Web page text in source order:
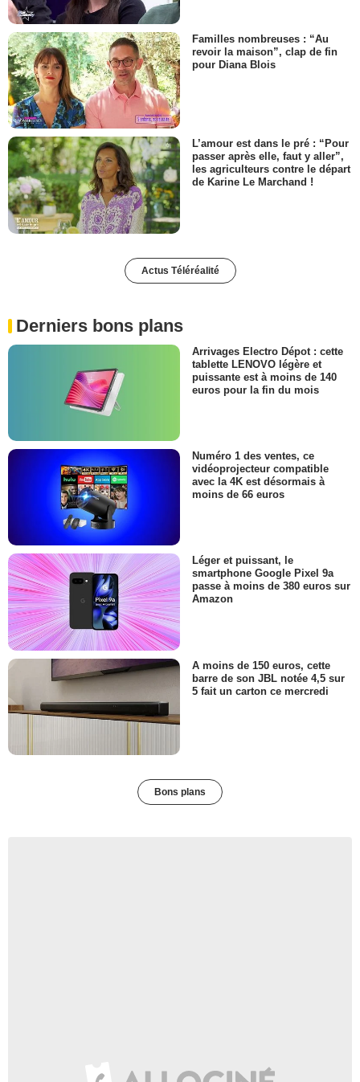
Familles nombreuses : “Au
revoir la maison”, clap de fin
pour Diana Blois
L’amour est dans le pré : “Pour
passer après elle, faut y aller”,
les agriculteurs contre le départ
de Karine Le Marchand !
Actus Téléréalité
Derniers bons plans
Arrivages Electro Dépot : cette
tablette LENOVO légère et
puissante est à moins de 140
euros pour la fin du mois
Numéro 1 des ventes, ce
vidéoprojecteur compatible
avec la 4K est désormais à
moins de 66 euros
Léger et puissant, le
smartphone Google Pixel 9a
passe à moins de 380 euros sur
Amazon
A moins de 150 euros, cette
barre de son JBL notée 4,5 sur
5 fait un carton ce mercredi
Bons plans